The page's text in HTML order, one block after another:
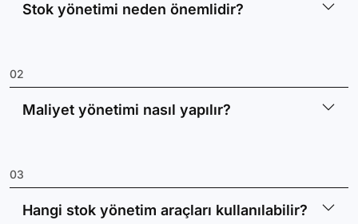
Stok yönetimi neden önemlidir?
02
Maliyet yönetimi nasıl yapılır?
03
Hangi stok yönetim araçları kullanılabilir?